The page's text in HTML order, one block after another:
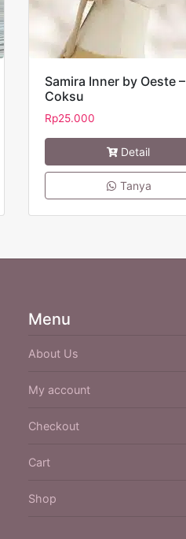
Samira Inner by Oeste –
Coksu
Rp25.000
Detail
Tanya
Menu
About Us
My account
Checkout
Cart
Shop